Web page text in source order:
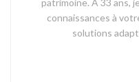
patrimoine. À 33 ans,
connaissances à
solutions